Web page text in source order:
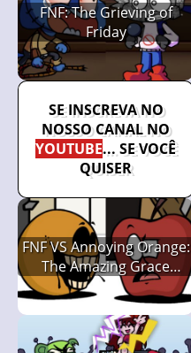
FNF: The Grieving of
Friday
SE INSCREVA NO
NOSSO CANAL NO
YOUTUBE... SE VOCÊ
QUISER
FNF VS Annoying Orange:
The Amazing Grace
(Rotten Smoothie) V2